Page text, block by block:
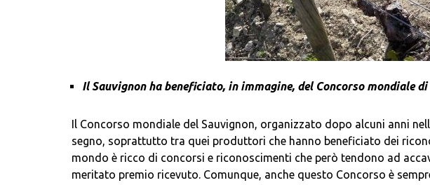
Il Sauvignon ha beneficiato, in immagine, del Concorso mondiale di
Il Concorso mondiale del Sauvignon, organizzato dopo alcuni anni
segno, soprattutto tra quei produttori che hanno beneficiato dei
mondo è ricco di concorsi e riconoscimenti che però tendono ad
meritato premio ricevuto. Comunque, anche questo Concorso è